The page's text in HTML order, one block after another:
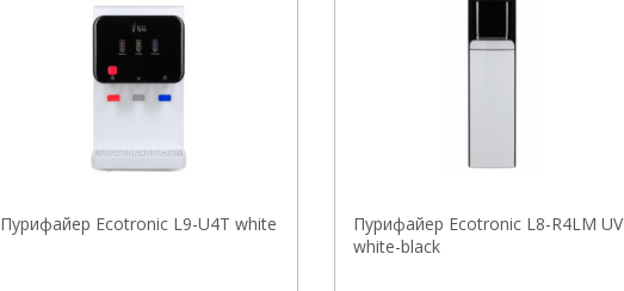
Пурифайер Ecotronic L9-U4T white
Пурифайер Ecotronic L8-R4LM UV
white-black